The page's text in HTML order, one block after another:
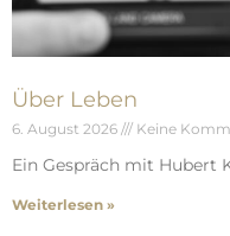
Über Leben
6. August 2026 Keine
Ein Gespräch mit Hubert
Weiterlesen »